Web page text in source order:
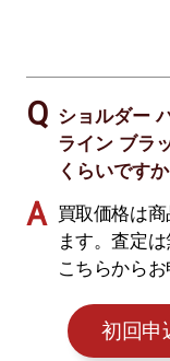
ショルダー
ライン ブラ
くらいですか
買取価格は
ます。査定
こちらからお
初回申